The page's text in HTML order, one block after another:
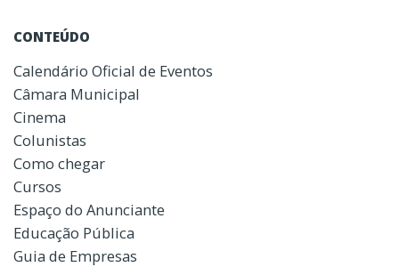
CONTEÚDO
Calendário Oficial de Eventos
Câmara Municipal
Cinema
Colunistas
Como chegar
Cursos
Espaço do Anunciante
Educação Pública
Guia de Empresas